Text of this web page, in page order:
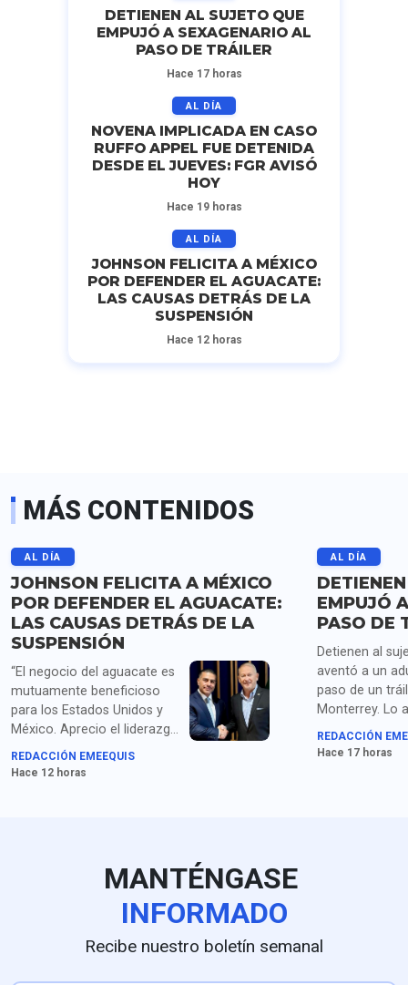
DETIENEN AL SUJETO QUE
EMPUJÓ A SEXAGENARIO AL
PASO DE TRÁILER
Hace 17 horas
AL DÍA
NOVENA IMPLICADA EN CASO
RUFFO APPEL FUE DETENIDA
DESDE EL JUEVES: FGR AVISÓ
HOY
Hace 19 horas
AL DÍA
JOHNSON FELICITA A MÉXICO
POR DEFENDER EL AGUACATE:
LAS CAUSAS DETRÁS DE LA
SUSPENSIÓN
Hace 12 horas
MÁS CONTENIDOS
AL DÍA
JOHNSON FELICITA A MÉXICO
POR DEFENDER EL AGUACATE:
LAS CAUSAS DETRÁS DE LA
SUSPENSIÓN
“El negocio del aguacate es
mutuamente beneficioso
para los Estados Unidos y
México. Aprecio el liderazgo
de la presidenta Sheinbaum
y los compromisos de
principal obstáculo.
REDACCIÓN EMEEQUIS
Hace 12 horas
AL DÍA
EMPUJÓ
PASO DE
Detienen al
aventó a un
paso de un
Monterrey. Lo
homicidio y
droga.
REDACCIÓN
Hace 17 horas
MANTÉNGASE
INFORMADO
Recibe nuestro boletín semanal